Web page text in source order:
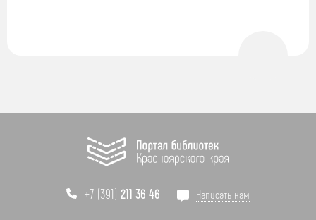
+7 (391) 211 36 46 Написать нам